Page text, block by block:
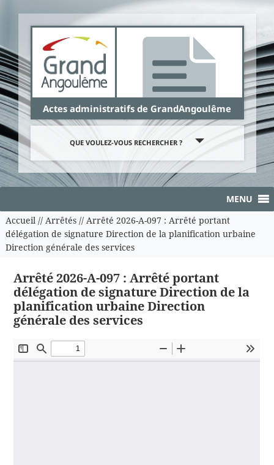
Actes administratifs de GrandAngoulême
QUE VOULEZ-VOUS RECHERCHER ?
MENU
Accueil// Arrêtés// Arrêté 2026-A-097 : Arrêté portant
délégation de signature Direction de la planification urbaine
Direction générale des services
Arrêté 2026-A-097 : Arrêté portant
délégation de signature Direction de la
planification urbaine Direction
générale des services
Panneau de gestion des cookies